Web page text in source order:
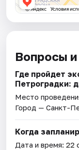
Вопросы
Где пройдет
Петроградки:
Место
Город — Санкт-
Когда
Дата и время:22